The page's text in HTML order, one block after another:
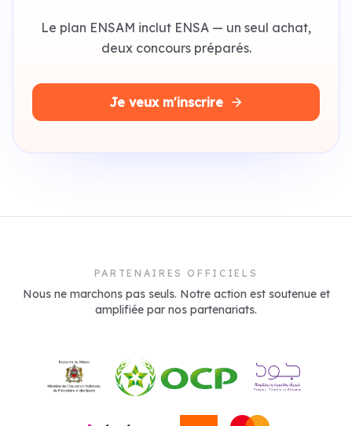
Le plan ENSAM inclut ENSA — un seul achat,
deux concours préparés.
Je veux m'inscrire
PARTENAIRES OFFICIELS
Nous ne marchons pas seuls. Notre action est soutenue et
amplifiée par nos partenariats.